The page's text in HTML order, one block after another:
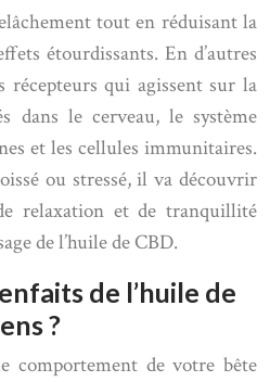
tout en réduisant la
étourdissants. En d’autres
récepteurs qui agissent sur la
dans le cerveau, le système
et les cellules immunitaires.
ou stressé, il va découvrir
relaxation et de tranquillité
de l’huile de CBD.
de l’huile de
?
comportement de votre bête